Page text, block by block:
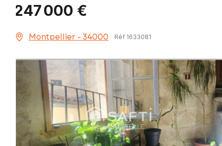
247 000 €
Montpellier - 34000 Réf 1633081